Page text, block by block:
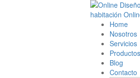
Home
Nosotros
Servicios
Productos
Blog
Contacto